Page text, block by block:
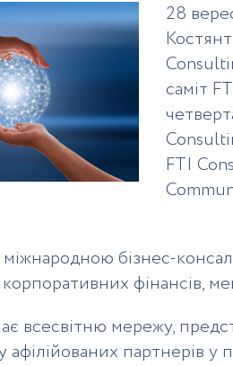
28
саміт
FTI
бізнес-
фінансів,
всесвітню мережу,
партнерів у